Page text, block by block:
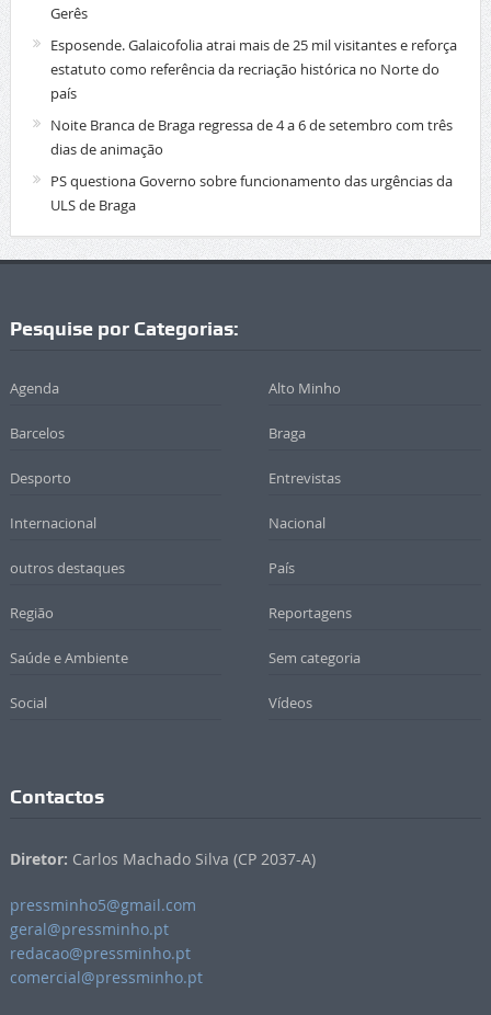
Gerês
Esposende. Galaicofolia atrai mais de 25 mil visitantes e reforça
estatuto como referência da recriação histórica no Norte do
país
Noite Branca de Braga regressa de 4 a 6 de setembro com três
dias de animação
PS questiona Governo sobre funcionamento das urgências da
ULS de Braga
Pesquise por Categorias:
Agenda Alto Minho
Barcelos Braga
Desporto Entrevistas
Internacional Nacional
outros destaques País
Região Reportagens
Saúde e Ambiente Sem categoria
Social Vídeos
Contactos
Diretor: Carlos Machado Silva (CP 2037-A)
pressminho5@gmail.com
geral@pressminho.pt
redacao@pressminho.pt
comercial@pressminho.pt